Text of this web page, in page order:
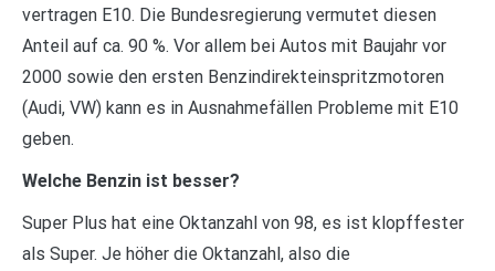
vertragen E10. Die Bundesregierung vermutet diesen
Anteil auf ca. 90 %. Vor allem bei Autos mit Baujahr vor
2000 sowie den ersten Benzindirekteinspritzmotoren
(Audi, VW) kann es in Ausnahmefällen Probleme mit E10
geben.
Welche Benzin ist besser?
Super Plus hat eine Oktanzahl von 98, es ist klopffester
als Super. Je höher die Oktanzahl, also die